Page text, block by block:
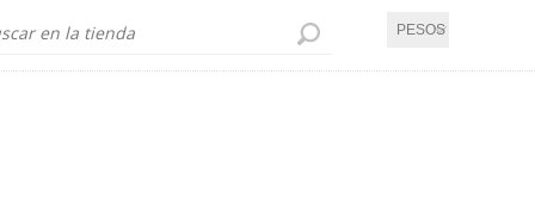
PESOS UY